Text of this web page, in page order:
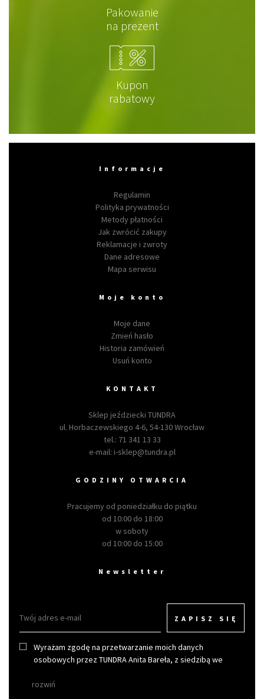
Pakowanie
na prezent
Kupon
rabatowy
Informacje
Regulamin
Polityka prywatności
Metody płatności
Jak zwrócić zakupy
Reklamacje i zwroty
Dane adresowe
Mapa serwisu
Moje konto
Moje dane
Zmień hasło
Historia zamówień
Usuń konto
KONTAKT
Sklep jeździecki TUNDRA
ul. Horbaczewskiego 4-6, 54-130 Wrocław
tel.: 71 341 13 33
e-mail: i-sklep@tundra.pl
GODZINY OTWARCIA
Pracujemy od poniedziałku do piątku
od 10:00 do 18:00
w soboty
od 10:00 do 15:00
Newsletter
ZAPISZ SIĘ
Wyrażam zgodę na przetwarzanie moich danych
osobowych przez TUNDRA Anita Bareła, z siedzibą we
rozwiń